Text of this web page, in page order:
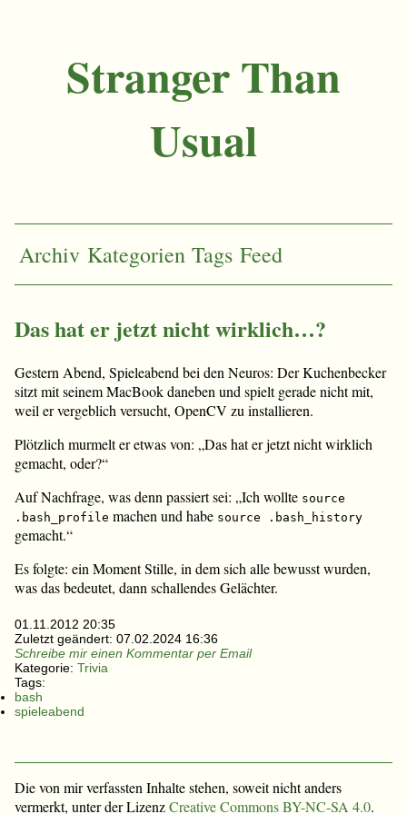
Stranger Than
Usual
Archiv Kategorien Tags Feed
Das hat er jetzt nicht wirklich…?
Gestern Abend, Spieleabend bei den Neuros: Der Kuchenbecker
sitzt mit seinem MacBook daneben und spielt gerade nicht mit,
weil er vergeblich versucht, OpenCV zu installieren.
Plötzlich murmelt er etwas von: „Das hat er jetzt nicht wirklich
gemacht, oder?“
Auf Nachfrage, was denn passiert sei: „Ich wollte source
.bash_profile machen und habe source .bash_history
gemacht.“
Es folgte: ein Moment Stille, in dem sich alle bewusst wurden,
was das bedeutet, dann schallendes Gelächter.
01.11.2012 20:35
Zuletzt geändert: 07.02.2024 16:36
Schreibe mir einen Kommentar per Email
Kategorie: Trivia
Tags:
bash
spieleabend
Die von mir verfassten Inhalte stehen, soweit nicht anders
vermerkt, unter der LizenzCreative Commons BY-NC-SA 4.0.